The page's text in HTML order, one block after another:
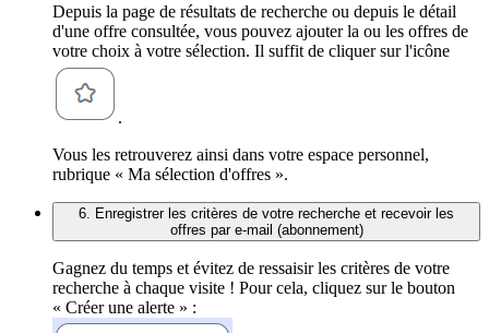
Depuis la page de résultats de recherche ou depuis le détail
d'une offre consultée, vous pouvez ajouter la ou les offres de
votre choix à votre sélection. Il suffit de cliquer sur l'icône
.
Vous les retrouverez ainsi dans votre espace personnel,
rubrique « Ma sélection d'offres ».
6. Enregistrer les critères de votre recherche et recevoir les
offres par e-mail (abonnement)
Gagnez du temps et évitez de ressaisir les critères de votre
recherche à chaque visite ! Pour cela, cliquez sur le bouton
« Créer une alerte » :